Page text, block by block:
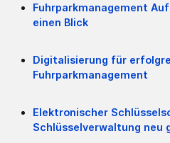
Fuhrparkmanagement
einen Blick
Digitalisierung für
Fuhrparkmanagement
Elektronischer
Schlüsselverwaltung neu